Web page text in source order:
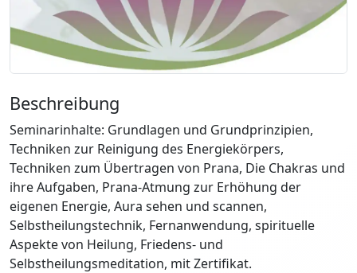
Beschreibung
Seminarinhalte: Grundlagen und Grundprinzipien,
Techniken zur Reinigung des Energiekörpers,
Techniken zum Übertragen von Prana, Die Chakras und
ihre Aufgaben, Prana-Atmung zur Erhöhung der
eigenen Energie, Aura sehen und scannen,
Selbstheilungstechnik, Fernanwendung, spirituelle
Aspekte von Heilung, Friedens- und
Selbstheilungsmeditation, mit Zertifikat.